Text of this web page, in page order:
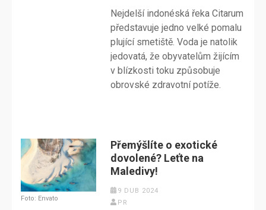
Nejdelší indonéská řeka Citarum
představuje jedno velké pomalu
plující smetiště. Voda je natolik
jedovatá, že obyvatelům žijícím
v blízkosti toku způsobuje
obrovské zdravotní potíže.
Foto: Envato
Přemýšlíte o exotické
dovolené? Leťte na
Maledivy!
9 DUB 2024
PR